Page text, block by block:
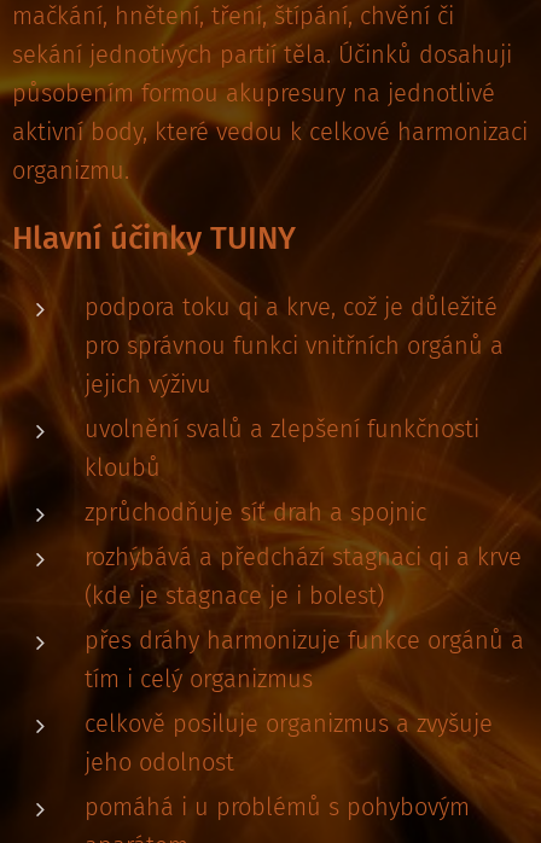
mačkání, hnětení, tření, štípání, chvění či
sekání jednotivých partií těla. Účinků dosahuji
působením formou akupresury na jednotlivé
aktivní body, které vedou k celkové harmonizaci
organizmu.
Hlavní účinky TUINY
podpora toku qi a krve, což je důležité
pro správnou funkci vnitřních orgánů a
jejich výživu
uvolnění svalů a zlepšení funkčnosti
kloubů
zprůchodňuje síť drah a spojnic
rozhýbává a předchází stagnaci qi a krve
(kde je stagnace je i bolest)
přes dráhy harmonizuje funkce orgánů a
tím i celý organizmus
celkově posiluje organizmus a zvyšuje
jeho odolnost
pomáhá i u problémů s pohybovým